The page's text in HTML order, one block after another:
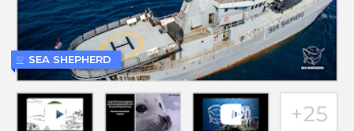
SEA SHEPHERD